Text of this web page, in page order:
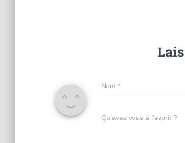
Nom *
Qu’avez vous à l’esprit ?